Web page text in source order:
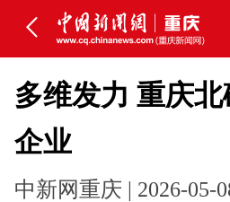
多维发力 重庆
企业
中新网重庆 | 2026-05-